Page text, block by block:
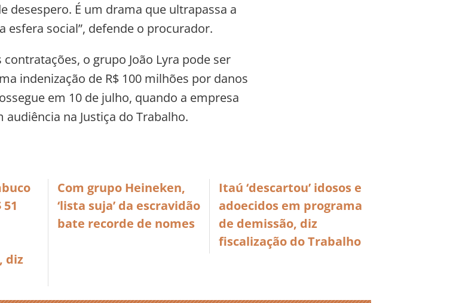
desespero. É um drama que ultrapassa a
esfera social”, defende o procurador.
o grupo João Lyra pode ser
indenização de R$ 100 milhões por danos
em 10 de julho, quando a empresa
na Justiça do Trabalho.
diz
Com grupo Heineken,
‘lista suja’ da escravidão
bate recorde de nomes
Itaú ‘descartou’ idosos e
adoecidos em programa
de demissão, diz
fiscalização do Trabalho